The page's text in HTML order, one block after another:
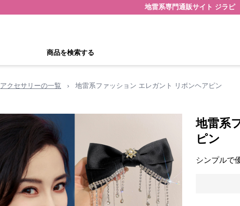
地雷系専門通販サイト ジラピ
商品を検索する
アクセサリーの一覧 › 地雷系ファッション エレガント リボンヘアピン
地雷系
ピン
シンプルで